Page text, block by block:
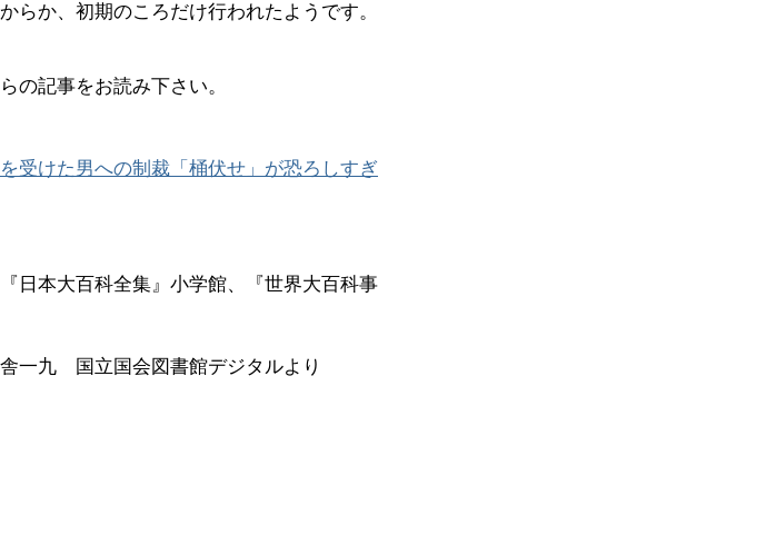
らか、初期のころだけ行われたようです。
の記事をお読み下さい。
受けた男への制裁「桶伏せ」が恐ろしすぎ
日本大百科全集』小学館、『世界大百科事
一九 国立国会図書館デジタルより